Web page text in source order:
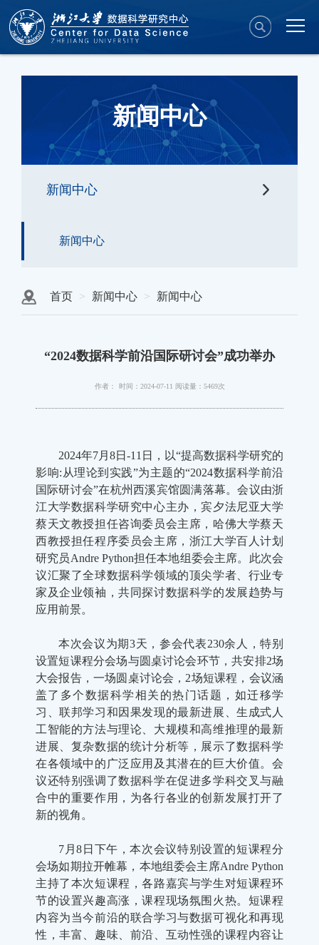
新闻中心
新闻中心
新闻中心
首页 新闻中心 新闻中心
“2024数据科学前沿国际研讨会”成功举办
作者： 时间：2024-07-11 阅读量：5469次
2024年7月8日-11日，以“提高数据科学研究的
影响:从理论到实践”为主题的“2024数据科学前沿
国际研讨会”在杭州西溪宾馆圆满落幕。会议由浙
江大学数据科学研究中心主办，宾夕法尼亚大学
蔡天文教授担任咨询委员会主席，哈佛大学蔡天
西教授担任程序委员会主席，浙江大学百人计划
研究员Andre Python担任本地组委会主席。此次会
议汇聚了全球数据科学领域的顶尖学者、行业专
家及企业领袖，共同探讨数据科学的发展趋势与
应用前景。
本次会议为期3天，参会代表230余人，特别
设置短课程分会场与圆桌讨论会环节，共安排2场
大会报告，一场圆桌讨论会，2场短课程，会议涵
盖了多个数据科学相关的热门话题，如迁移学
习、联邦学习和因果发现的最新进展、生成式人
工智能的方法与理论、大规模和高维推理的最新
进展、复杂数据的统计分析等，展示了数据科学
在各领域中的广泛应用及其潜在的巨大价值。会
议还特别强调了数据科学在促进多学科交叉与融
合中的重要作用，为各行各业的创新发展打开了
新的视角。
7月8日下午，本次会议特别设置的短课程分
会场如期拉开帷幕，本地组委会主席Andre Python
主持了本次短课程，各路嘉宾与学生对短课程环
节的设置兴趣高涨，课程现场氛围火热。短课程
内容为当今前沿的联合学习与数据可视化和再现
性，丰富、趣味、前沿、互动性强的课程内容让